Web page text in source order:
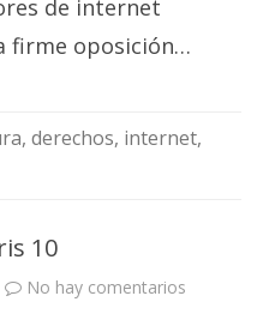
de internet
firme oposición…
, derechos, internet,
10
No hay comentarios